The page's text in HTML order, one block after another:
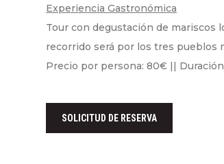
Experiencia Gastronómica
Tour con degustación de mariscos
recorrido será por los tres pueblos
Precio por persona: 80€ ||
SOLICITUD DE RESERVA